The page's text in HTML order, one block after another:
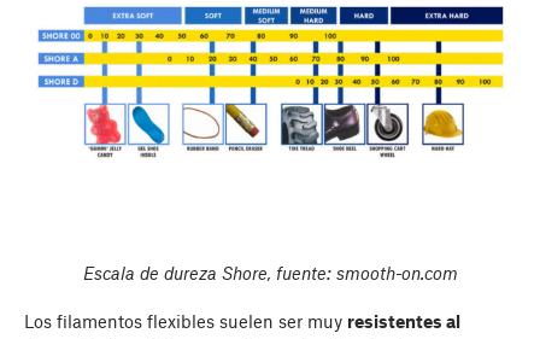
Escala de dureza Shore, fuente: smooth-on.com
Los filamentos flexibles suelen ser muy resistentes al